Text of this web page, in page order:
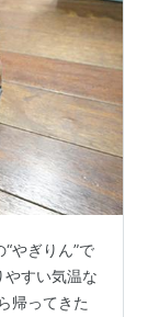
やぎりん”で
すい気温な
帰ってきた